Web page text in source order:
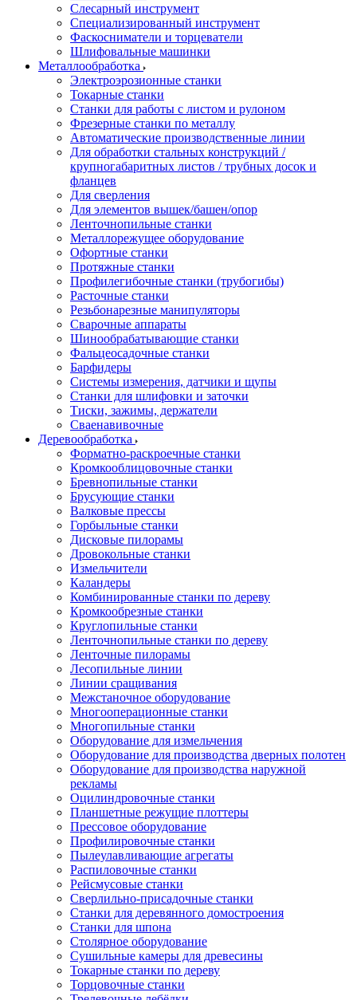
Слесарный инструмент
Специализированный инструмент
Фаскосниматели и торцеватели
Шлифовальные машинки
Металлообработка
Электроэрозионные станки
Токарные станки
Станки для работы с листом и рулоном
Фрезерные станки по металлу
Автоматические производственные линии
Для обработки стальных конструкций /
крупногабаритных листов / трубных досок и
фланцев
Для сверления
Для элементов вышек/башен/опор
Ленточнопильные станки
Металлорежущее оборудование
Офортные станки
Протяжные станки
Профилегибочные станки (трубогибы)
Расточные станки
Резьбонарезные манипуляторы
Сварочные аппараты
Шинообрабатывающие станки
Фальцеосадочные станки
Барфидеры
Системы измерения, датчики и щупы
Станки для шлифовки и заточки
Тиски, зажимы, держатели
Cваенавивочные
Деревообработка
Форматно-раскроечные станки
Кромкооблицовочные станки
Бревнопильные станки
Брусующие станки
Валковые прессы
Горбыльные станки
Дисковые пилорамы
Дровокольные станки
Измельчители
Каландеры
Комбинированные станки по дереву
Кромкообрезные станки
Круглопильные станки
Ленточнопильные станки по дереву
Ленточные пилорамы
Лесопильные линии
Линии сращивания
Межстаночное оборудование
Многооперационные станки
Многопильные станки
Оборудование для измельчения
Оборудование для производства дверных полотен
Оборудование для производства наружной
рекламы
Оцилиндровочные станки
Планшетные режущие плоттеры
Прессовое оборудование
Профилировочные станки
Пылеулавливающие агрегаты
Распиловочные станки
Рейсмусовые станки
Сверлильно-присадочные станки
Станки для деревянного домостроения
Станки для шпона
Столярное оборудование
Сушильные камеры для древесины
Токарные станки по дереву
Торцовочные станки